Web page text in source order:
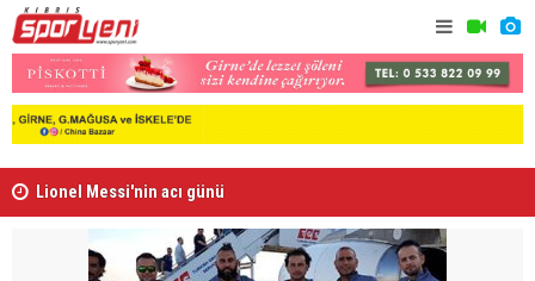
Lionel Messi'nin acı günü